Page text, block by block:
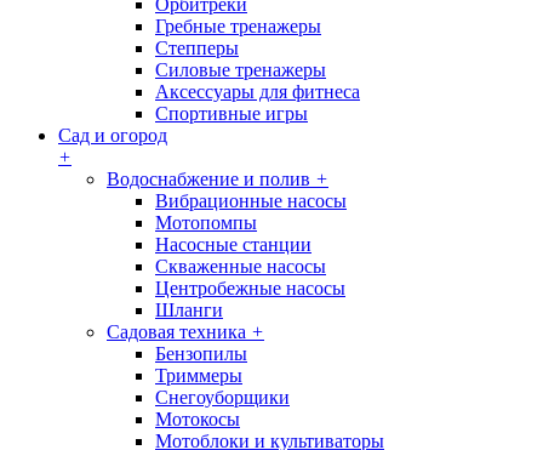
Орбитреки
Гребные тренажеры
Степперы
Силовые тренажеры
Аксессуары для фитнеса
Спортивные игры
Сад и огород
+
Водоснабжение и полив +
Вибрационные насосы
Мотопомпы
Насосные станции
Скваженные насосы
Центробежные насосы
Шланги
Садовая техника +
Бензопилы
Триммеры
Снегоуборщики
Мотокосы
Мотоблоки и культиваторы